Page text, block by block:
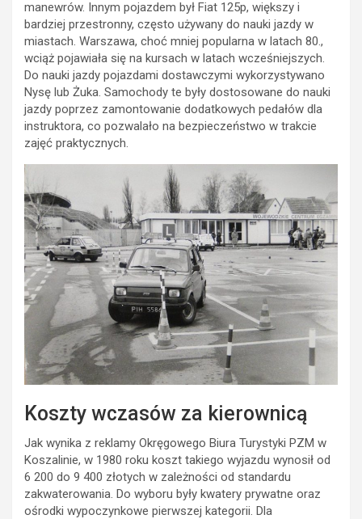
manewrów. Innym pojazdem był Fiat 125p, większy i
bardziej przestronny, często używany do nauki jazdy w
miastach. Warszawa, choć mniej popularna w latach 80.,
wciąż pojawiała się na kursach w latach wcześniejszych.
Do nauki jazdy pojazdami dostawczymi wykorzystywano
Nysę lub Żuka. Samochody te były dostosowane do nauki
jazdy poprzez zamontowanie dodatkowych pedałów dla
instruktora, co pozwalało na bezpieczeństwo w trakcie
zajęć praktycznych.
Koszty wczasów za kierownicą
Jak wynika z reklamy Okręgowego Biura Turystyki PZM w
Koszalinie, w 1980 roku koszt takiego wyjazdu wynosił od
6 200 do 9 400 złotych w zależności od standardu
zakwaterowania. Do wyboru były kwatery prywatne oraz
ośrodki wypoczynkowe pierwszej kategorii. Dla